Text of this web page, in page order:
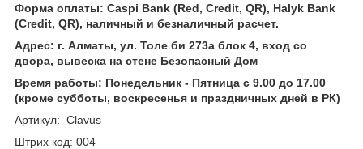
Форма оплаты: Caspi Bank (Red, Credit, QR), Halyk Bank
(Credit, QR), наличный и безналичный расчет.
Адрес: г. Алматы, ул. Толе би 273а блок 4, вход со
двора, вывеска на стене Безопасный Дом
Время работы: Понедельник - Пятница с 9.00 до 17.00
(кроме субботы, воскресенья и праздничных дней в РК)
Артикул: Clavus
Штрих код: 004